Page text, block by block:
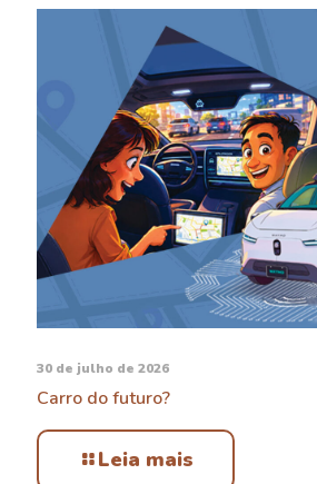
30 de julho de 2026
Carro do futuro?
Leia mais